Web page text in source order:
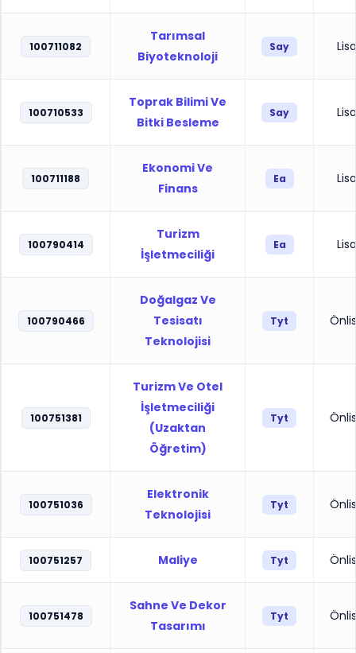
100711082
Tarımsal
Biyoteknoloji
Say
100710533
Toprak Bilimi Ve
Bitki Besleme
Say
100711188
Ekonomi Ve
Finans
Ea
100790414
Turizm
İşletmeciliği
Ea
100790466
Doğalgaz Ve
Tesisatı
Teknolojisi
Tyt
100751381
Turizm Ve Otel
İşletmeciliği
(Uzaktan
Öğretim)
Tyt
100751036
Elektronik
Teknolojisi
Tyt
100751257 Maliye Tyt
100751478
Sahne Ve Dekor
Tasarımı
Tyt